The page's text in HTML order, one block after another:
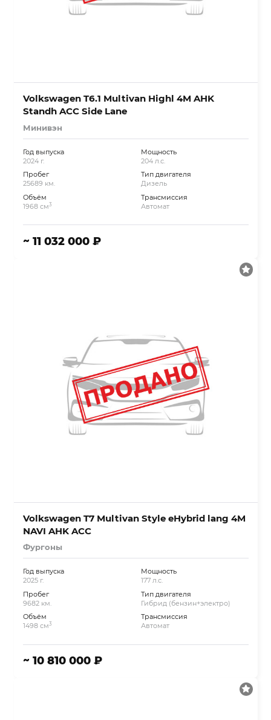
Volkswagen T6.1 Multivan Highl 4M AHK
Standh ACC Side Lane
Минивэн
Год выпуска
2024 г.
Пробег
25689 км.
Объём
1968 см3
Мощность
204 л.с.
Тип двигателя
Дизель
Трансмиссия
Автомат
~ 11 032 000 ₽
Volkswagen T7 Multivan Style eHybrid lang 4M
NAVI AHK ACC
Фургоны
Год выпуска
2025 г.
Пробег
9682 км.
Объём
1498 см3
Мощность
177 л.с.
Тип двигателя
Гибрид (бензин+электро)
Трансмиссия
Автомат
~ 10 810 000 ₽